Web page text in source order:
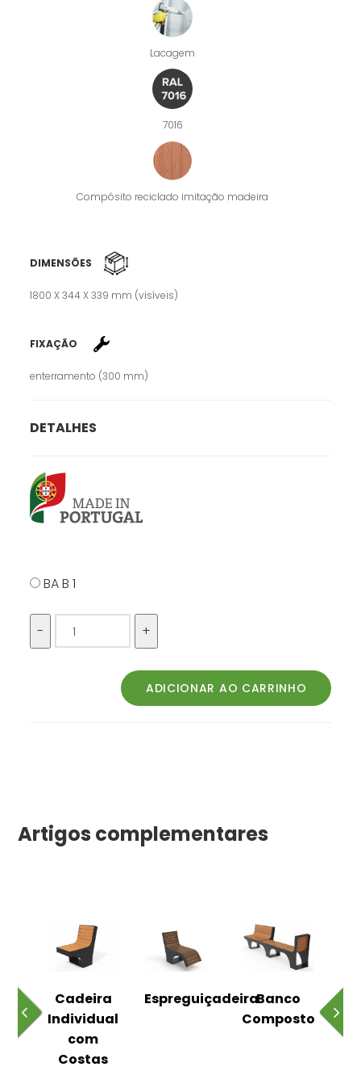
Lacagem
7016
Compósito reciclado imitação madeira
DIMENSÕES
1800 X 344 X 339 mm (visíveis)
FIXAÇÃO
enterramento (300 mm)
DETALHES
BA B 1
Artigos complementares
Cadeira
Individual
com
Costas
EspreguiçadeiraBanco
Composto